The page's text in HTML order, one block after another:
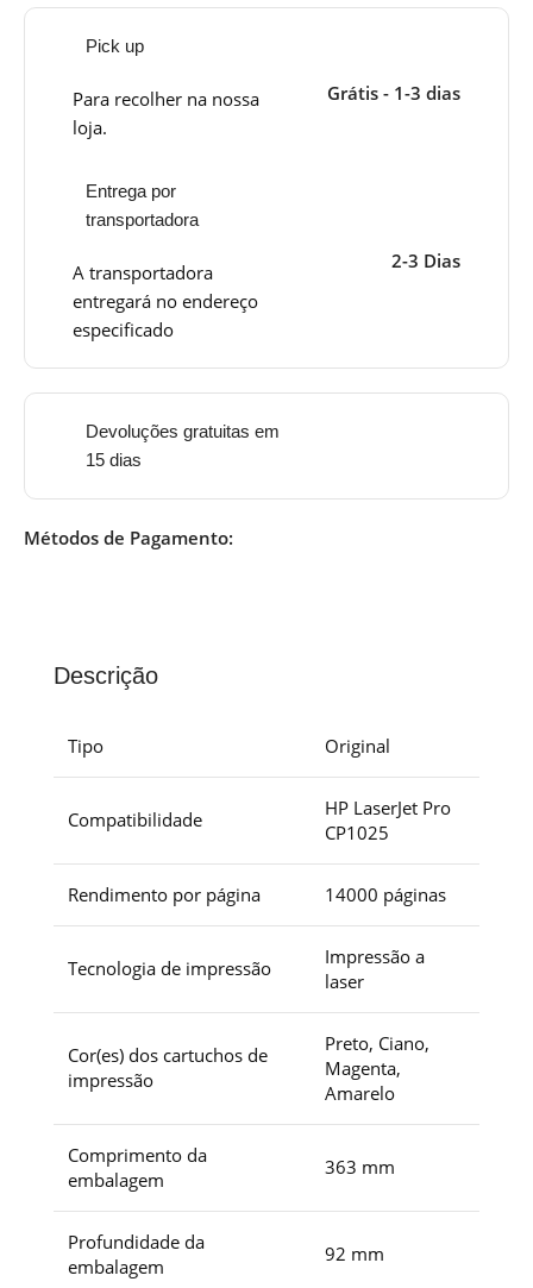
Pick up
Para recolher na nossa
loja.
Grátis - 1-3 dias
Entrega por
transportadora
A transportadora
entregará no endereço
especificado
2-3 Dias
Devoluções gratuitas em
15 dias
Métodos de Pagamento:
Descrição
Tipo Original
Compatibilidade
HP LaserJet Pro
CP1025
Rendimento por página 14000 páginas
Tecnologia de impressão
Impressão a
laser
Cor(es) dos cartuchos de
impressão
Preto, Ciano,
Magenta,
Amarelo
Comprimento da
embalagem
363 mm
Profundidade da
embalagem
92 mm